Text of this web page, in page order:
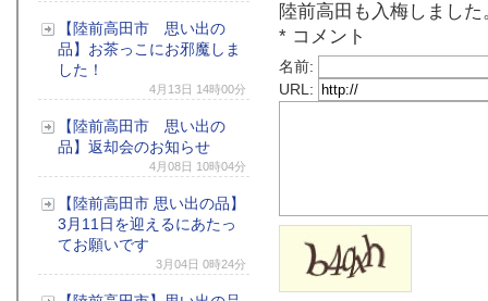
陸前高田も入梅しました
* コメント
名前:
URL:
【陸前高田市 思い出の
品】お茶っこにお邪魔しま
した！
4月13日 14時00分
【陸前高田市 思い出の
品】返却会のお知らせ
4月08日 10時04分
【陸前高田市 思い出の品】
3月11日を迎えるにあたっ
てお願いです
3月04日 0時24分